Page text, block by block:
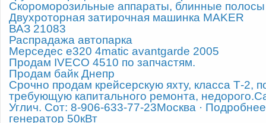
Скороморозильные аппараты, блинные полосы
Двухроторная затирочная машинка MAKER
ВАЗ 21083
Распрадажа автопарка
Мерседес e320 4matic avantgarde 2005
Продам IVECO 4510 по запчастям.
Продам байк Днепр
Срочно продам крейсерскую яхту, класса Т-2,
требующую капитального ремонта,
Углич. Сот: 8-906-633-77-23Москва ·
генератор 50кВт